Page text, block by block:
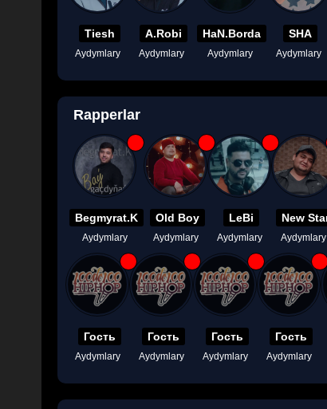
Tiesh
Aydymlary
A.Robi
Aydymlary
HaN.Borda
Aydymlary
SHA
Aydymlary
Rapperlar
Begmyrat.K
Aydymlary
Old Boy
Aydymlary
LeBi
Aydymlary
New
Aydymlary
Гость
Aydymlary
Гость
Aydymlary
Гость
Aydymlary
Гость
Aydymlary